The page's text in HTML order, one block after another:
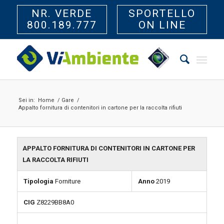
NR. VERDE
800.189.777
SPORTELLO
ON LINE
Sei in: Home / Gare /
Appalto fornitura di contenitori in cartone per la raccolta rifiuti
APPALTO FORNITURA DI CONTENITORI IN CARTONE PER
LA RACCOLTA RIFIUTI
Tipologia Forniture Anno2019
CIG Z8229BB8A0